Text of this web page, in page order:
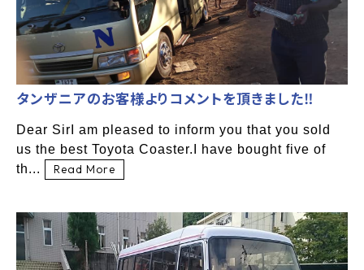
タンザニアのお客様よりコメントを頂きました‼
Dear SirI am pleased to inform you that you sold
us the best Toyota Coaster.I have bought five of
th...
Read More